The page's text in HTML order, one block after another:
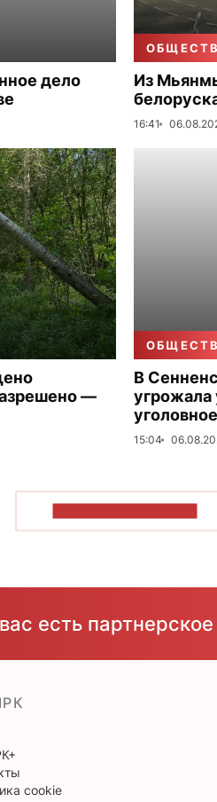
дело
Из
16:41
—
В
15:04
есть
cookie